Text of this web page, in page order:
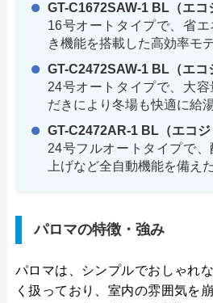
GT-C1672SAW-1 BL（エコ
16号オートタイプで、省
き機能を搭載した高効率モデ
GT-C2472SAW-1 BL（エコ
24号オートタイプで、大
だきにより冬場も快適に給湯
GT-C2472AR-1 BL（エコジ
24号フルオートタイプで
上げなど全自動機能を備え
パロマの特徴・強み
パロマは、シンプルでおしゃれ
く扱っており、室内の雰囲気を